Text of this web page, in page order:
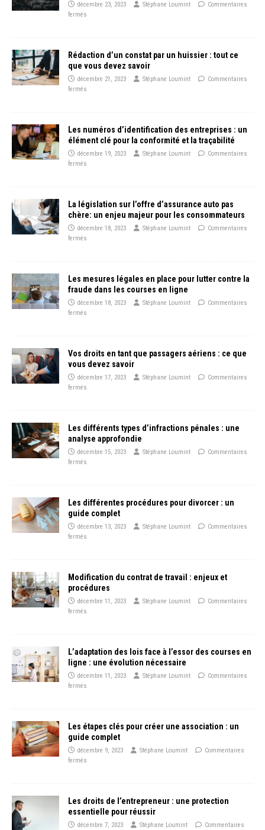
décembre 23, 2023 Stéphane Loumint
Commentaires
fermés
Rédaction d’un constat par un huissier : tout ce
que vous devez savoir
décembre 21, 2023 Stéphane Loumint
Commentaires
fermés
Les numéros d’identification des entreprises : un
élément clé pour la conformité et la traçabilité
décembre 19, 2023 Stéphane Loumint
Commentaires
fermés
La législation sur l’offre d’assurance auto pas
chère: un enjeu majeur pour les consommateurs
décembre 18, 2023 Stéphane Loumint
Commentaires
fermés
Les mesures légales en place pour lutter contre la
fraude dans les courses en ligne
décembre 18, 2023 Stéphane Loumint
Commentaires
fermés
Vos droits en tant que passagers aériens : ce que
vous devez savoir
décembre 17, 2023 Stéphane Loumint
Commentaires
fermés
Les différents types d’infractions pénales : une
analyse approfondie
décembre 15, 2023 Stéphane Loumint
Commentaires
fermés
Les différentes procédures pour divorcer : un
guide complet
décembre 13, 2023 Stéphane Loumint
Commentaires
fermés
Modification du contrat de travail : enjeux et
procédures
décembre 11, 2023 Stéphane Loumint
Commentaires
fermés
L’adaptation des lois face à l’essor des courses en
ligne : une évolution nécessaire
décembre 11, 2023 Stéphane Loumint
Commentaires
fermés
Les étapes clés pour créer une association : un
guide complet
décembre 9, 2023 Stéphane Loumint
Commentaires
fermés
Les droits de l’entrepreneur : une protection
essentielle pour réussir
décembre 7, 2023 Stéphane Loumint
Commentaires